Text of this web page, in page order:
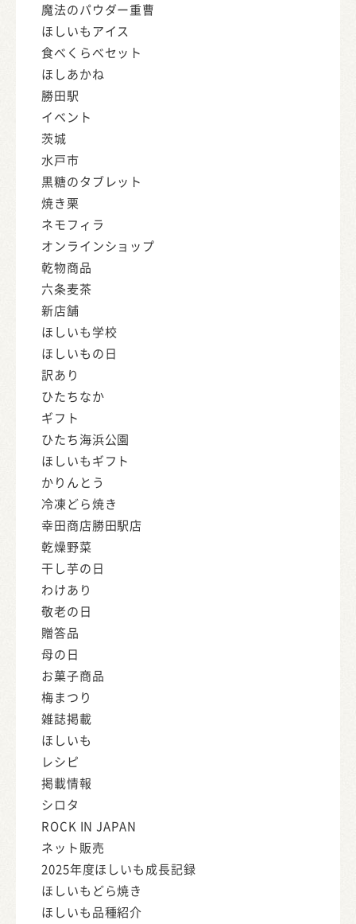
魔法のパウダー重曹
ほしいもアイス
食べくらべセット
ほしあかね
勝田駅
イベント
茨城
水戸市
黒糖のタブレット
焼き栗
ネモフィラ
オンラインショップ
乾物商品
六条麦茶
新店舗
ほしいも学校
ほしいもの日
訳あり
ひたちなか
ギフト
ひたち海浜公園
ほしいもギフト
かりんとう
冷凍どら焼き
幸田商店勝田駅店
乾燥野菜
干し芋の日
わけあり
敬老の日
贈答品
母の日
お菓子商品
梅まつり
雑誌掲載
ほしいも
レシピ
掲載情報
シロタ
ROCK IN JAPAN
ネット販売
2025年度ほしいも成長記録
ほしいもどら焼き
ほしいも品種紹介